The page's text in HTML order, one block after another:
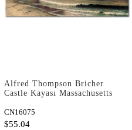
Alfred Thompson Bricher
Castle Kayası Massachusetts
CN16075
$55.04